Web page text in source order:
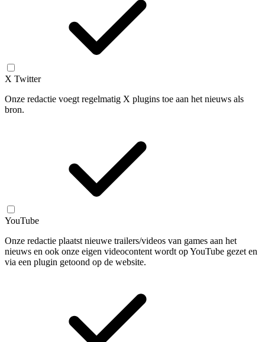
X Twitter
Onze redactie voegt regelmatig X plugins toe aan het nieuws als
bron.
YouTube
Onze redactie plaatst nieuwe trailers/videos van games aan het
nieuws en ook onze eigen videocontent wordt op YouTube gezet en
via een plugin getoond op de website.